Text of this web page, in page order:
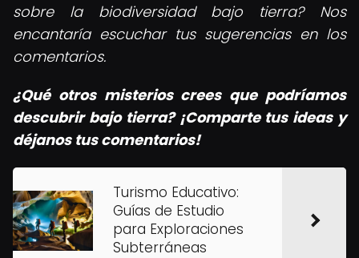
sobre la biodiversidad bajo tierra? Nos
encantaría escuchar tus sugerencias en los
comentarios.
¿Qué otros misterios crees que podríamos
descubrir bajo tierra? ¡Comparte tus ideas y
déjanos tus comentarios!
Turismo Educativo:
Guías de Estudio
para Exploraciones
Subterráneas